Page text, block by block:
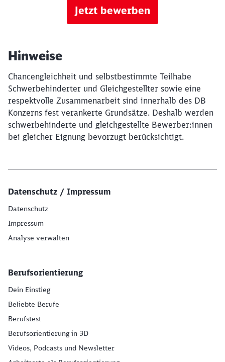
Jetzt bewerben
Hinweise
Chancengleichheit und selbstbestimmte Teilhabe
Schwerbehinderter und Gleichgestellter sowie eine
respektvolle Zusammenarbeit sind innerhalb des DB
Konzerns fest verankerte Grundsätze. Deshalb werden
schwerbehinderte und gleichgestellte Bewerber:innen
bei gleicher Eignung bevorzugt berücksichtigt.
Datenschutz / Impressum
Datenschutz
Impressum
Analyse verwalten
Berufsorientierung
Dein Einstieg
Beliebte Berufe
Berufstest
Berufsorientierung in 3D
Videos, Podcasts und Newsletter